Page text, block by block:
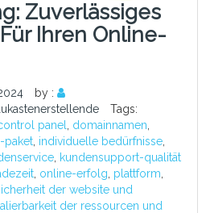
Zuverlässiges
Ihren Online-
by :
Tags:
panel domainnamen
paket individuelle bedürfnisse
kundensupport-qualität
online-erfolg plattform
der website und
der ressourcen und